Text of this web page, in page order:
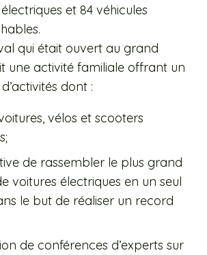
et 84 véhicules
qui était ouvert au grand
une activité familiale offrant un
dont :
vélos et scooters
de rassembler le plus grand
voitures électriques en un seul
le but de réaliser un record
de conférences d’experts sur